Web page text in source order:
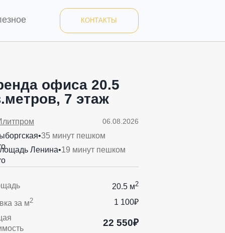
КОНТАКТЫ
офиса 20.5
7 этаж
06.08.2026
•35 минут пешком
Ленина•19 минут пешком
20.5 м2
за м2
1 100₽
22 550₽